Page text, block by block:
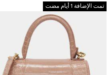
تمت الإضافة 1 أيام مضت